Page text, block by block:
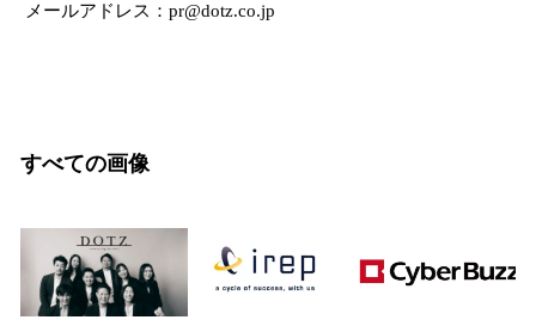
メールアドレス：pr@dotz.co.jp
すべての画像